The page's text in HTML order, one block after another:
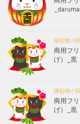
縁起物 /
商用フ
げ）_黒
縁起物 /
商用フ
げ）_黒